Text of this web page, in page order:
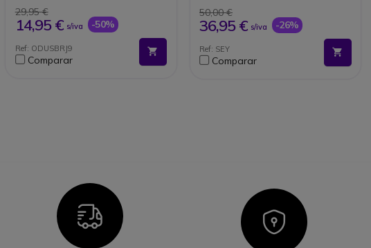
Conectividade: USB + 2 portas
RJ9
Conexão rápida e fácil: Plug &
29,95 €
14,95 € s/iva -50%
Ref: ODUSBRJ9
Comparar
50,00 €
36,95 € s/iva -26%
Ref: SEY
Comparar
Icon Icon